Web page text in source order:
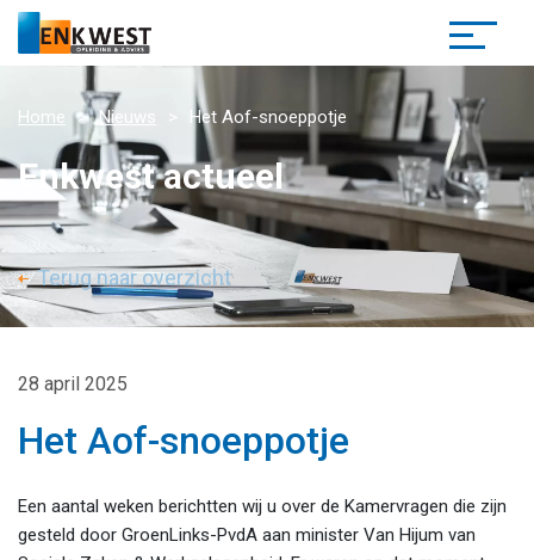
Home Nieuws Het Aof-snoeppotje
Enkwest actueel
Terug naar overzicht
28 april 2025
Het Aof-snoeppotje
Een aantal weken berichtten wij u over de Kamervragen die zijn
gesteld door GroenLinks-PvdA aan minister Van Hijum van